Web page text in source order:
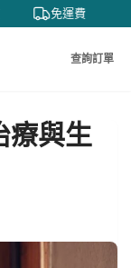
免運費
查詢訂單
療與生